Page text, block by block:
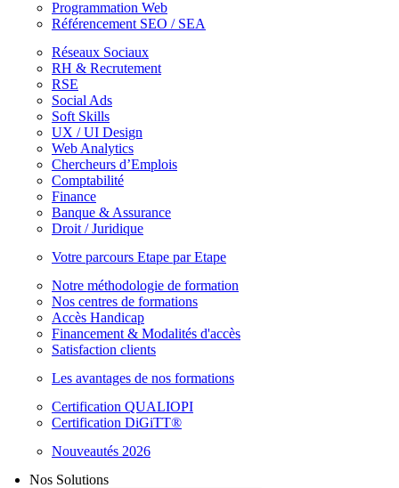
Programmation Web
Référencement SEO / SEA
Réseaux Sociaux
RH & Recrutement
RSE
Social Ads
Soft Skills
UX / UI Design
Web Analytics
Chercheurs d’Emplois
Comptabilité
Finance
Banque & Assurance
Droit / Juridique
Votre parcours Etape par Etape
Notre méthodologie de formation
Nos centres de formations
Accès Handicap
Financement & Modalités d'accès
Satisfaction clients
Les avantages de nos formations
Certification QUALIOPI
Certification DiGiTT®
Nouveautés 2026
Nos Solutions